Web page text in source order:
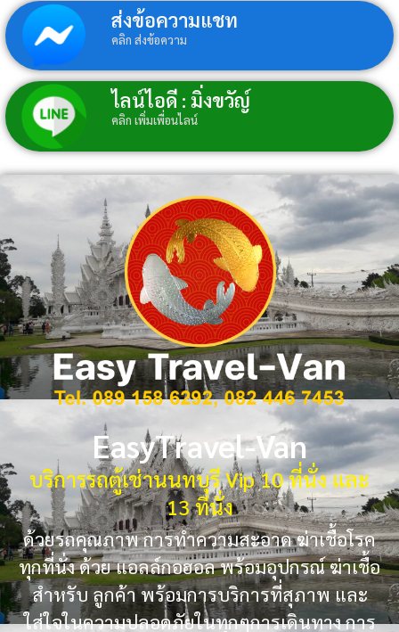
ส่งข้อความแชท
คลิก ส่งข้อความ
ไลน์ไอดี : มิ่งขวัญ์
คลิก เพิ่มเพื่อนไลน์
EasyTravel-Van
บริการรถตู้เช่านนทบุรี Vip 10 ที่นั่ง และ
13 ที่นั่ง
ด้วยรถคุณภาพ การทำความสะอาด ฆ่าเชื้อโรค
ทุกที่นั่ง ด้วย แอลล์กอฮอล พร้อมอุปกรณ์ ฆ่าเชื้อ
สำหรับ ลูกค้า พร้อมการบริการที่สุภาพ และ
ใส่ใจในความปลอดภัยในทุกๆการเดินทาง การ